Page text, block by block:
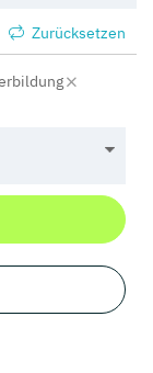
Zurücksetzen